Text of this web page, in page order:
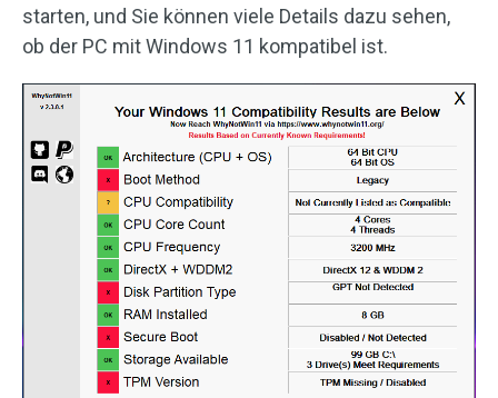
starten, und Sie können viele Details dazu sehen,
ob der PC mit Windows 11 kompatibel ist.